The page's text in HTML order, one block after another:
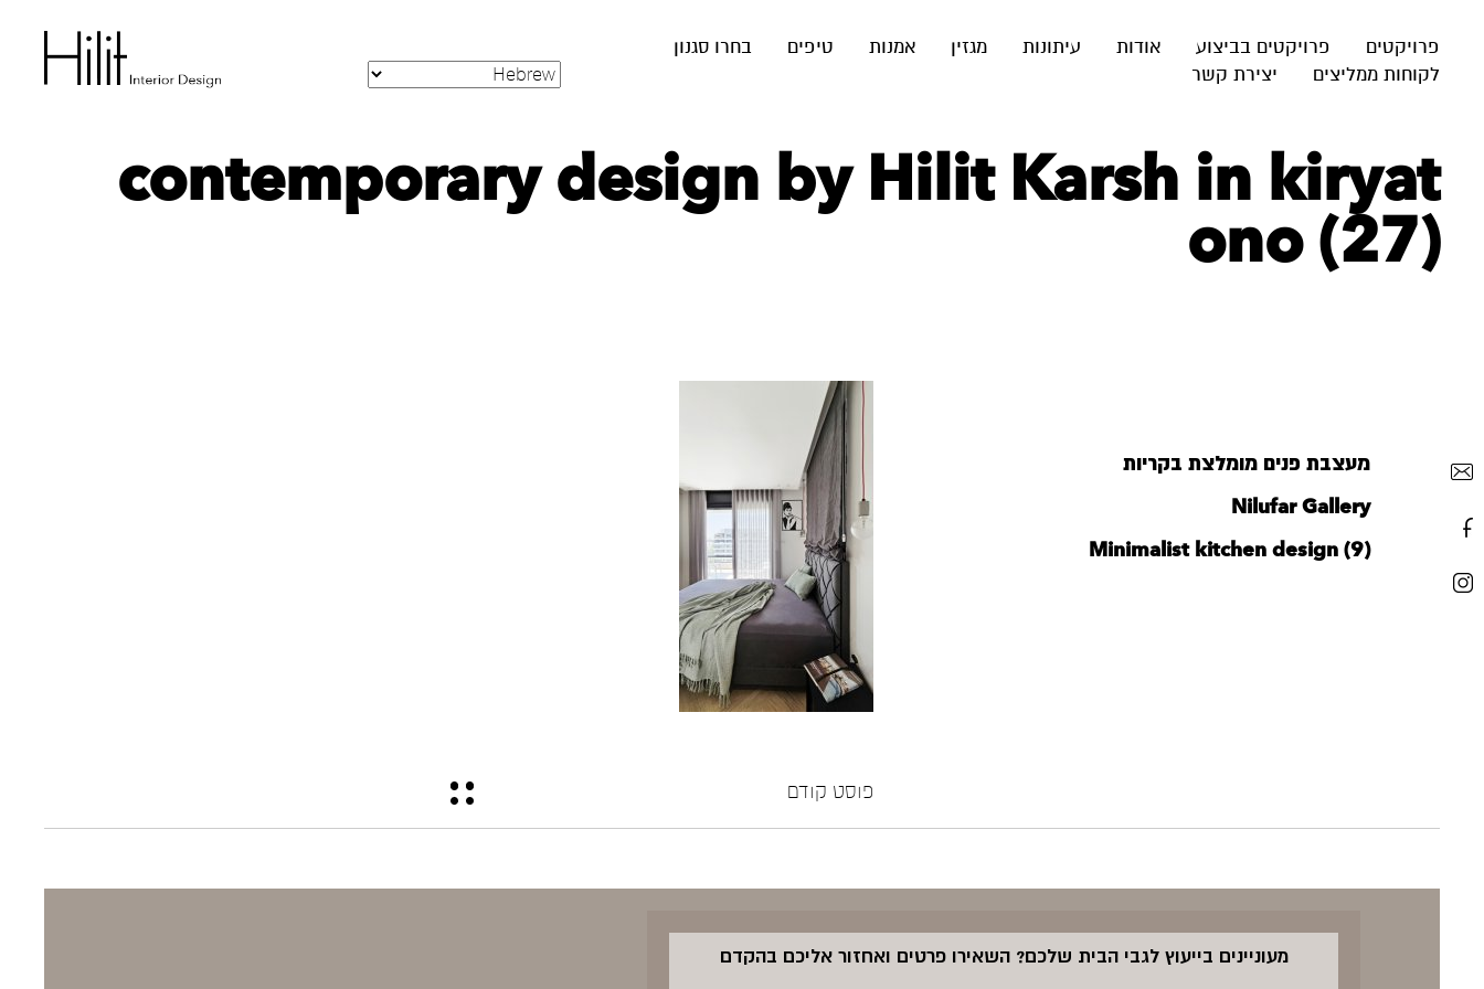
פרויקטים פרויקטים בביצוע אודות עיתונות מגזין אמנות טיפים
בחרו סגנון
לקוחות ממליצים
יצירת קשר
contemporary design by Hilit Karsh in kiryat
ono (27)
מעצבת פנים מומלצת בקריות
Nilufar Gallery
Minimalist kitchen design (9)
פוסט קודם
מעוניינים בייעוץ לגבי הבית שלכם? השאירו פרטים ואחזור אליכם בהקדם